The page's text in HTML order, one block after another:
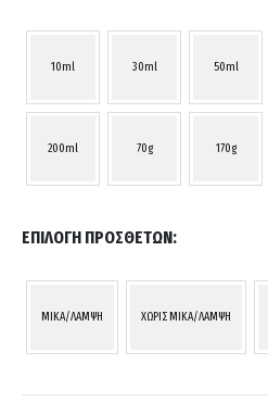
10ml 30ml 50ml
200ml 70g 170g
ΕΠΙΛΟΓΉ ΠΡΌΣΘΕΤΩΝ
MIKA/ΛΑΜΨΗ ΧΩΡΙΣ MIKA/ΛΑΜΨΗ
Your